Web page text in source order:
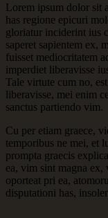
Lorem ipsum dolor sit
has regione epicuri
gloriatur inciderint ius
saperet sapientem ex,
fuisset mediocritatem
imperdiet liberavisse
Tale virtute cum no,
liberavisse, mei enim
sanctus partiendo vim.
Cu per etiam graece,
temporibus ne mei, et
prompta graecis
ea, vim sint magna
oporteat pri ea,
disputationi has,